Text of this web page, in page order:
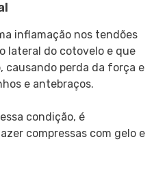
inflamação nos tendões
lateral do cotovelo e que
causando perda da força e
e antebraços.
condição, é
compressas com gelo e